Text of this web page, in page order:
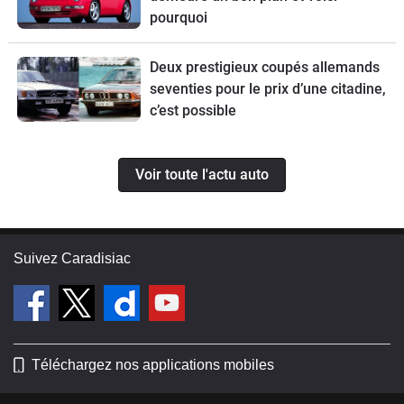
pourquoi
Deux prestigieux coupés allemands
seventies pour le prix d’une citadine,
c’est possible
Voir toute l'actu auto
Suivez Caradisiac
Téléchargez nos applications mobiles